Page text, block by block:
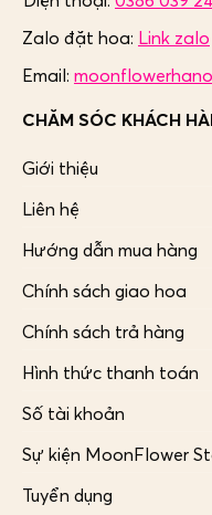
Zalo đặt hoa: Link zalo
Email:
CHĂM SÓC KHÁCH
Giới thiệu
Liên hệ
Hướng dẫn mua hàng
Chính sách giao hoa
Chính sách trả hàng
Hình thức thanh toán
Số tài khoản
Sự kiện MoonFlower
Tuyển dụng